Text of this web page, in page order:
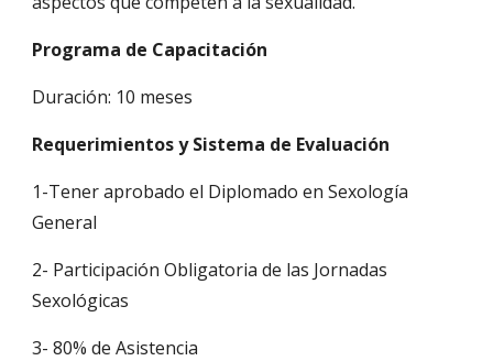
Programa de Capacitación
Duración: 10 meses
Requerimientos y Sistema de Evaluación
1-Tener aprobado el Diplomado en Sexología
General
2- Participación Obligatoria de las Jornadas
Sexológicas
3- 80% de Asistencia